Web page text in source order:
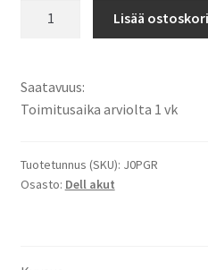
12
5285,
Latitude
12
Lisää
Saatavuus:
Toimitusaika arviolta 1 vk
Tuotetunnus (SKU): J0PGR
Osasto: Dell akut